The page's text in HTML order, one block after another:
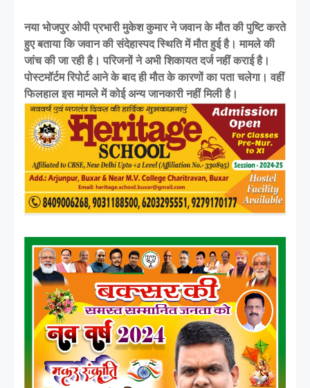
नया भोजपुर ओपी प्रभारी मुकेश कुमार ने जवान के मौत की पुष्टि करते
हुए बताया कि जवान की संदेहास्पद स्थिति में मौत हुई है। मामले की
जांच की जा रही है। परिजनों ने अभी शिकायत दर्ज नहीं कराई है।
पोस्टमॉर्टम रिपोर्ट आने के बाद ही मौत के कारणों का पता चलेगा। वहीं
फिलहाल इस मामले में कोई अन्य जानकारी नहीं मिली है।